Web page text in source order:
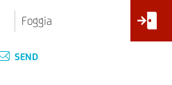
Foggia
SEND